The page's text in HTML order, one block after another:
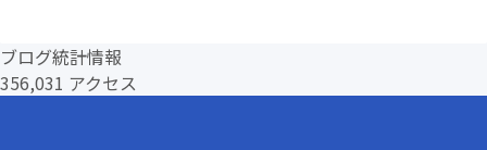
ブログ統計情報
356,031 アクセス